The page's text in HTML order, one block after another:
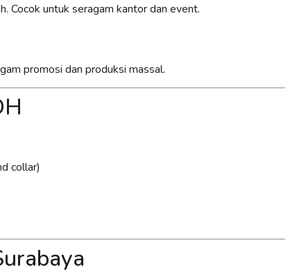
Cocok untuk seragam kantor dan event.
promosi dan produksi massal.
collar)